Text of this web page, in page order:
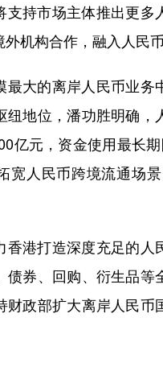
持市场主体推出更多
机构合作，融入人民
大的离岸人民币业务
纽地位，潘功胜明确
亿元，资金使用最长
宽人民币跨境流通场
港打造深度充足的人
债券、回购、衍生品
财政部扩大离岸人民